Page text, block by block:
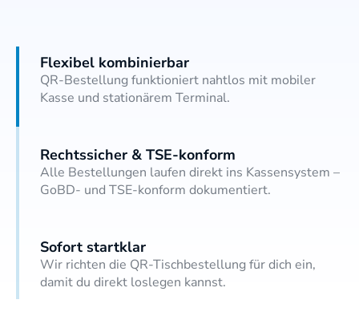
Flexibel kombinierbar
QR-Bestellung funktioniert nahtlos mit mobiler
Kasse und stationärem Terminal.
Rechtssicher & TSE-konform
Alle Bestellungen laufen direkt ins Kassensystem –
GoBD- und TSE-konform dokumentiert.
Sofort startklar
Wir richten die QR-Tischbestellung für dich ein,
damit du direkt loslegen kannst.